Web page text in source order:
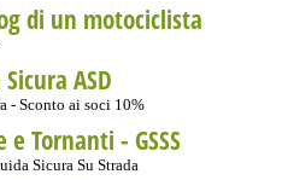
di un motociclista
ASD
- Sconto ai soci 10%
e Tornanti - GSSS
Sicura Su Strada